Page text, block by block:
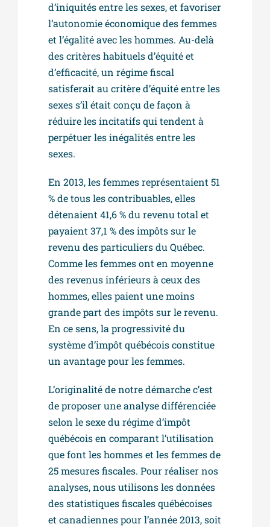
d’iniquités entre les sexes, et favoriser
l’autonomie économique des femmes
et l’égalité avec les hommes. Au-delà
des critères habituels d’équité et
d’efficacité, un régime fiscal
satisferait au critère d’équité entre les
sexes s’il était conçu de façon à
réduire les incitatifs qui tendent à
perpétuer les inégalités entre les
sexes.
En 2013, les femmes représentaient 51
% de tous les contribuables, elles
détenaient 41,6 % du revenu total et
payaient 37,1 % des impôts sur le
revenu des particuliers du Québec.
Comme les femmes ont en moyenne
des revenus inférieurs à ceux des
hommes, elles paient une moins
grande part des impôts sur le revenu.
En ce sens, la progressivité du
système d’impôt québécois constitue
un avantage pour les femmes.
L’originalité de notre démarche c’est
de proposer une analyse différenciée
selon le sexe du régime d’impôt
québécois en comparant l’utilisation
que font les hommes et les femmes de
25 mesures fiscales. Pour réaliser nos
analyses, nous utilisons les données
des statistiques fiscales québécoises
et canadiennes pour l’année 2013, soit